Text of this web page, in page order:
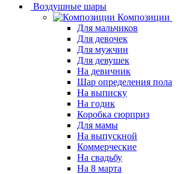
Воздушные шары
Композиции
Для мальчиков
Для девочек
Для мужчин
Для девушек
На девичник
Шар определения пола
На выписку
На годик
Коробка сюрприз
Для мамы
На выпускной
Коммерческие
На свадьбу
На 8 марта